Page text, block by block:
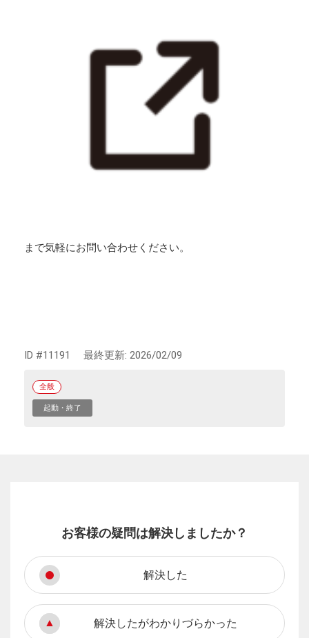
まで気軽にお問い合わせください。
ID #11191 最終更新: 2026/02/09
全般
起動・終了
お客様の疑問は解決しましたか？
解決した
解決したがわかりづらかった